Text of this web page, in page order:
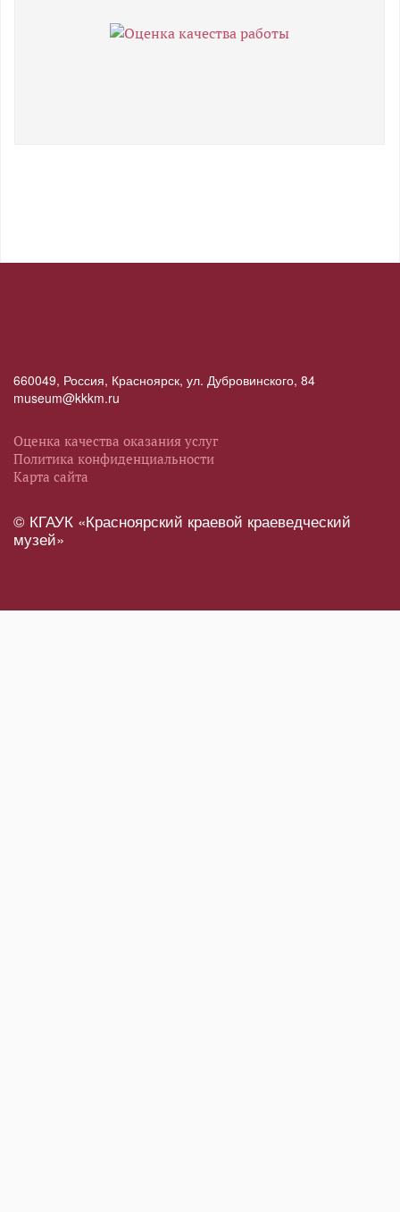
660049, Россия, Красноярск, ул. Дубровинского, 84
museum@kkkm.ru
Оценка качества оказания услуг
Политика конфиденциальности
Карта сайта
© КГАУК «Красноярский краевой краеведческий
музей»